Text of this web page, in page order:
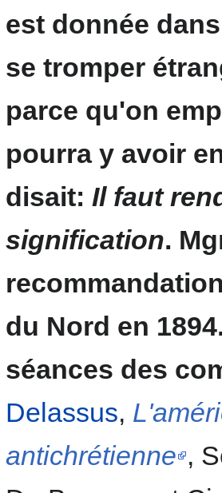
est donnée
se tromper
parce qu'on
pourra y avoir
disait: Il faut
signification.
du Nord en
séances des
Delassus,
antichrétienne ,